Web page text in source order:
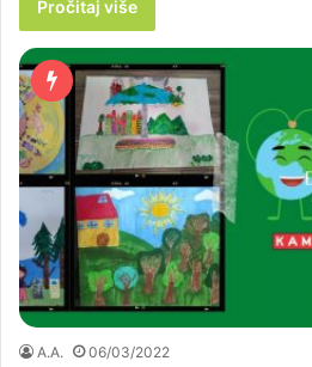
Pročitaj više
A.A. 06/03/2022